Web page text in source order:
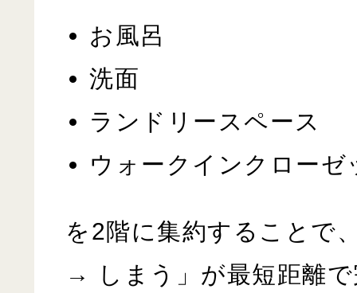
お風呂
洗面
ランドリースペース
ウォークインクローゼ
を2階に集約することで
→ しまう」が最短距離